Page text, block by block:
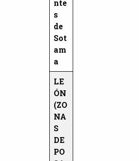
nte
s
de
Sot
am
a
LE
ÓN
(ZO
NA
S
DE
PO